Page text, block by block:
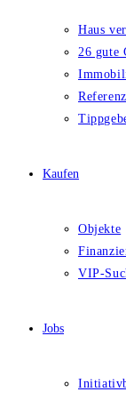
Haus
26 gute
Kaufen
Objekte
VIP-
Jobs